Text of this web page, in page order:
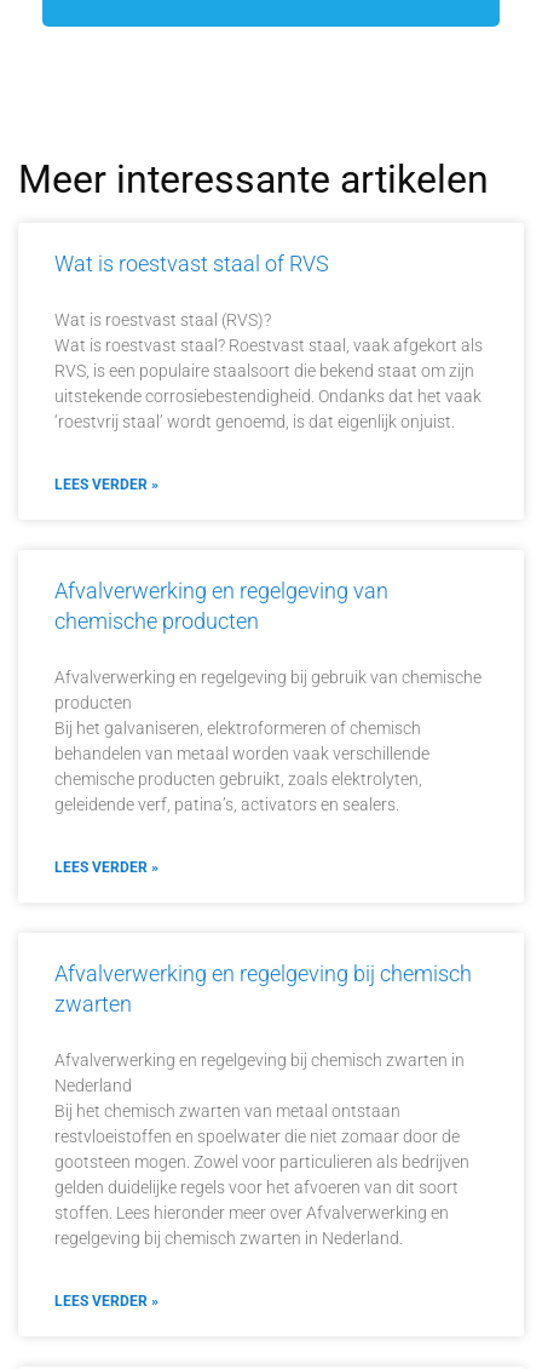
Meer interessante artikelen
Wat is roestvast staal of RVS
Wat is roestvast staal (RVS)?
Wat is roestvast staal? Roestvast staal, vaak afgekort als
RVS, is een populaire staalsoort die bekend staat om zijn
uitstekende corrosiebestendigheid. Ondanks dat het vaak
‘roestvrij staal’ wordt genoemd, is dat eigenlijk onjuist.
LEES VERDER »
Afvalverwerking en regelgeving van
chemische producten
Afvalverwerking en regelgeving bij gebruik van chemische
producten
Bij het galvaniseren, elektroformeren of chemisch
behandelen van metaal worden vaak verschillende
chemische producten gebruikt, zoals elektrolyten,
geleidende verf, patina’s, activators en sealers.
LEES VERDER »
Afvalverwerking en regelgeving bij chemisch
zwarten
Afvalverwerking en regelgeving bij chemisch zwarten in
Nederland
Bij het chemisch zwarten van metaal ontstaan
restvloeistoffen en spoelwater die niet zomaar door de
gootsteen mogen. Zowel voor particulieren als bedrijven
gelden duidelijke regels voor het afvoeren van dit soort
stoffen. Lees hieronder meer over Afvalverwerking en
regelgeving bij chemisch zwarten in Nederland.
LEES VERDER »